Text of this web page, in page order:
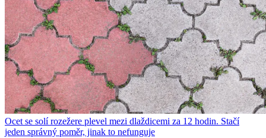
Ocet se solí rozežere plevel mezi dlaždicemi za 12 hodin. Stačí
jeden správný poměr, jinak to nefunguje